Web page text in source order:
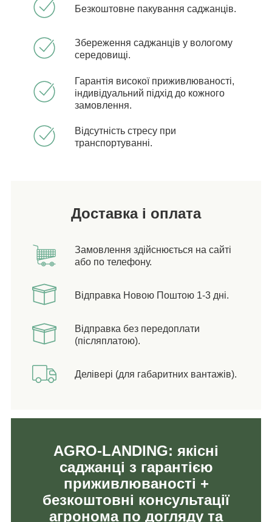
Безкоштовне пакування саджанців.
Збереження саджанців у вологому
середовищі.
Гарантія високої приживлюваності,
індивідуальний підхід до кожного
замовлення.
Відсутність стресу при
транспортуванні.
Доставка і оплата
Замовлення здійснюється на сайті
або по телефону.
Відправка Новою Поштою 1-3 дні.
Відправка без передоплати
(післяплатою).
Делівері (для габаритних вантажів).
AGRO-LANDING: якісні
саджанці з гарантією
приживлюваності +
безкоштовні консультації
агронома по догляду та